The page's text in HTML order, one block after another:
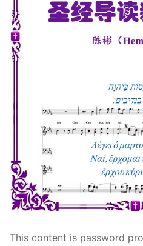
宣教事工
神学研究
This content is password